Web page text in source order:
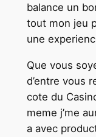
balance un
tout mon jeu
une
Que vous
d’entre vous
cote du
meme j’me
a avec